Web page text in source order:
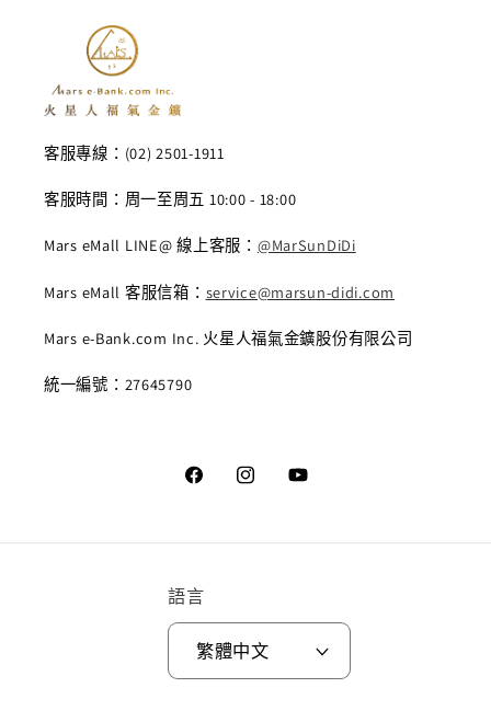
客服專線：(02) 2501-1911
客服時間：周一至周五 10:00 - 18:00
Mars eMall LINE@ 線上客服： @MarSunDiDi
Mars eMall 客服信箱： service@marsun-didi.com
Mars e-Bank.com Inc. 火星人福氣金鑛股份有限公司
統一編號：27645790
FacebookInstagramYouTube
語言
繁體中文